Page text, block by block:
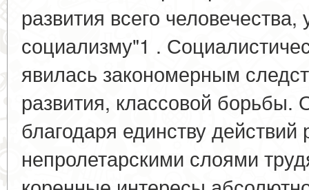
развития всего
социализму"1 .
явилась закономерным
развития, классовой борьбы.
благодаря единству действий
непролетарскими слоями